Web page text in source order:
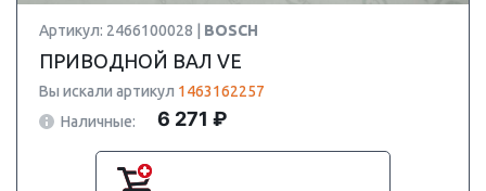
Артикул: 2466100028 | BOSCH
ПРИВОДНОЙ ВАЛ VE
Вы искали артикул 1463162257
Наличные:
6 271 ₽